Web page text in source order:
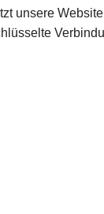
unsere